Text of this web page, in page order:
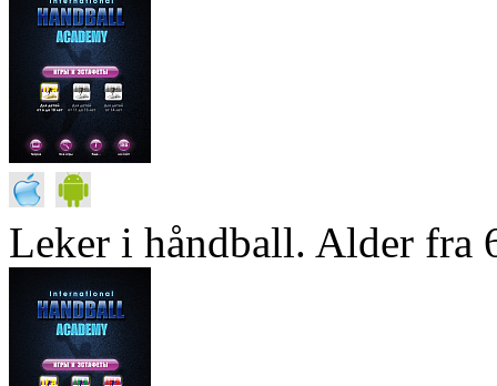
Leker i håndball. Alder fra